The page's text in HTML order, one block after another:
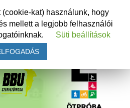
kat) használunk, hogy
mellett a legjobb felhasználói
Süti beállítások